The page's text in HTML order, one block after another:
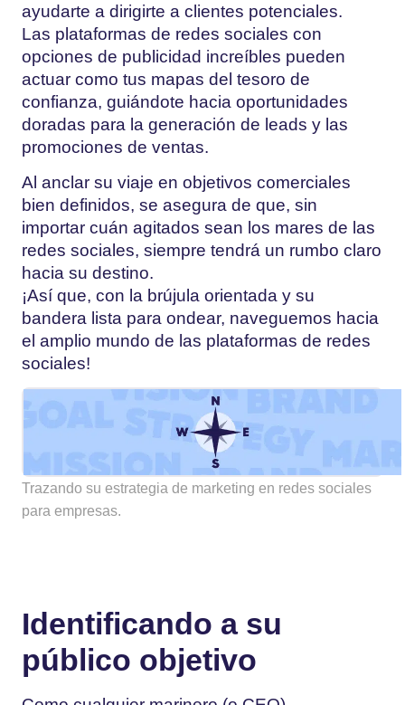
ayudarte a dirigirte a clientes potenciales.
Las plataformas de redes sociales con
opciones de publicidad increíbles pueden
actuar como tus mapas del tesoro de
confianza, guiándote hacia oportunidades
doradas para la generación de leads y las
promociones de ventas.
Al anclar su viaje en objetivos comerciales
bien definidos, se asegura de que, sin
importar cuán agitados sean los mares de las
redes sociales, siempre tendrá un rumbo claro
hacia su destino.
¡Así que, con la brújula orientada y su
bandera lista para ondear, naveguemos hacia
el amplio mundo de las plataformas de redes
sociales!
Trazando su estrategia de marketing en redes sociales
para empresas.
Identificando a su
público objetivo